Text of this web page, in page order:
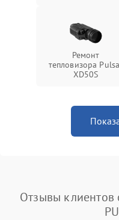
Ремонт
тепловизора
XD50S
Отзывы клиентов